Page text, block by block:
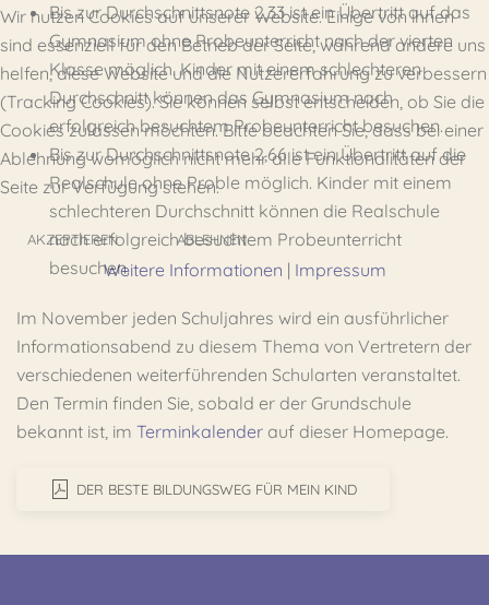
Bis zur Durchschnittsnote 2,33 ist ein Übertritt auf das
Gymnasium ohne Probeunterricht nach der vierten
Klasse möglich. Kinder mit einem schlechteren
Durchschnitt können das Gymnasium nach
erfolgreich besuchtem Probeunterricht besuchen.
Bis zur Durchschnittsnote 2,66 ist ein Übertritt auf die
Realschule ohne Proble möglich. Kinder mit einem
schlechteren Durchschnitt können die Realschule
nach erfolgreich besuchtem Probeunterricht
besuchen.
Im November jeden Schuljahres wird ein ausführlicher
Informationsabend zu diesem Thema von Vertretern der
verschiedenen weiterführenden Schularten veranstaltet.
Den Termin finden Sie, sobald er der Grundschule
bekannt ist, im Terminkalender auf dieser Homepage.
DER BESTE BILDUNGSWEG FÜR MEIN KIND
Wir nutzen Cookies auf unserer Website. Einige von ihnen
sind essenziell für den Betrieb der Seite, während andere uns
helfen, diese Website und die Nutzererfahrung zu verbessern
(Tracking Cookies). Sie können selbst entscheiden, ob Sie die
Cookies zulassen möchten. Bitte beachten Sie, dass bei einer
Ablehnung womöglich nicht mehr alle Funktionalitäten der
Seite zur Verfügung stehen.
AKZEPTIEREN ABLEHNEN
Weitere Informationen | Impressum